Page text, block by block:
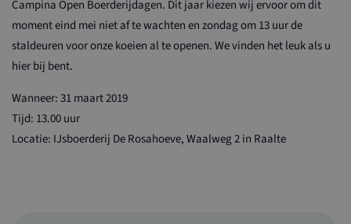
Campina Open Boerderijdagen. Dit jaar kiezen wij ervoor om dit
moment eind mei niet af te wachten en zondag om 13 uur de
staldeuren voor onze koeien al te openen. We vinden het leuk als u
hier bij bent.
Wanneer: 31 maart 2019
Tijd: 13.00 uur
Locatie: IJsboerderij De Rosahoeve, Waalweg 2 in Raalte